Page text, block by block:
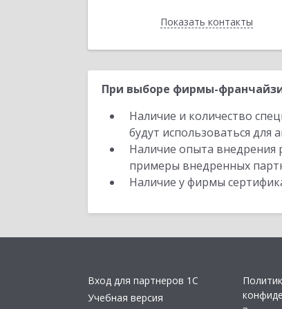
Показать контакты
Назад
При выборе фирмы-
Наличие и количество
будут использоваться для
Наличие опыта внедрения
примеры внедренных
Наличие у фирмы
Вход для партнеров 1С
Учебная версия